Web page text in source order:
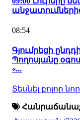
08:54
Գյումրեցի
Պողոսյանը
«...
Տեսնել բոլոր